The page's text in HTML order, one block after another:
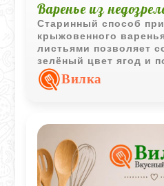
Варенье из
Старинный способ
крыжовенного
листьями позволяет
зелёный цвет ягод и
насыщенный
Вилка